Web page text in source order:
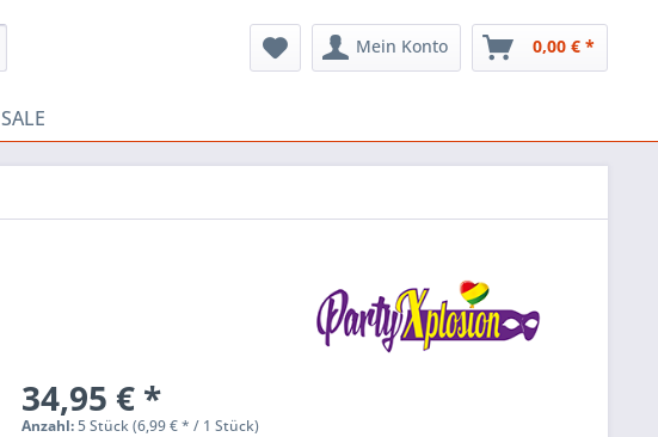
Mein Konto 0,00 € *
SALE
34,95 € *
Anzahl:5 Stück (6,99 € * / 1 Stück)